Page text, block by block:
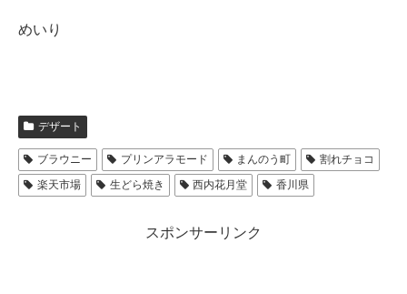
めいり
デザート
ブラウニー プリンアラモード まんのう町
割れチョコ
楽天市場
生どら焼き 西内花月堂 香川県
スポンサーリンク